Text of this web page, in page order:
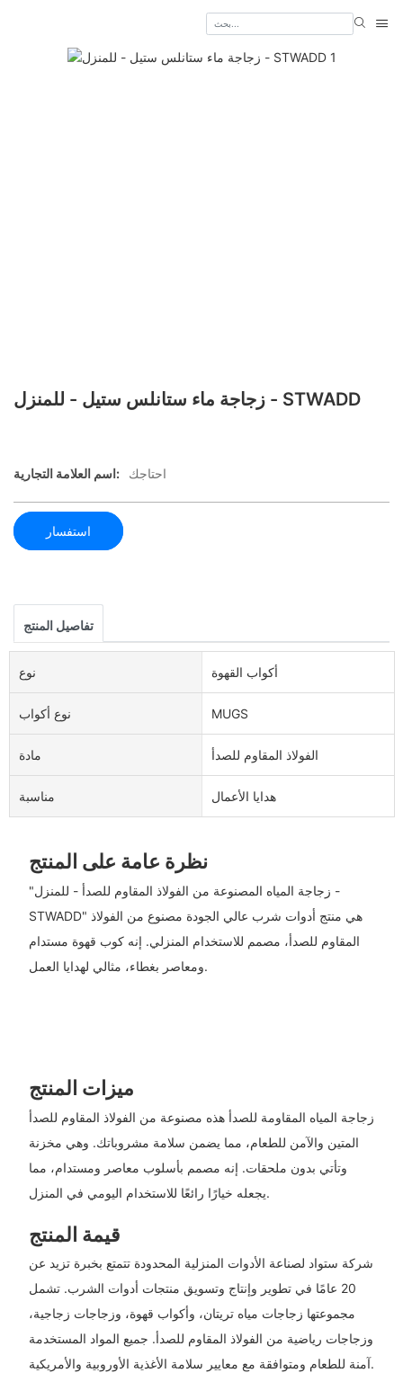
زجاجة ماء ستانلس ستيل - للمنزل - STWADD
اسم العلامة التجارية: احتاجك
استفسار
تفاصيل المنتج
نوع أكواب القهوة
نوع أكواب MUGS
مادة الفولاذ المقاوم للصدأ
مناسبة هدايا الأعمال
نظرة عامة على المنتج
"زجاجة المياه المصنوعة من الفولاذ المقاوم للصدأ - للمنزل -
STWADD" هي منتج أدوات شرب عالي الجودة مصنوع من الفولاذ
المقاوم للصدأ، مصمم للاستخدام المنزلي. إنه كوب قهوة مستدام
ومعاصر بغطاء، مثالي لهدايا العمل.
ميزات المنتج
زجاجة المياه المقاومة للصدأ هذه مصنوعة من الفولاذ المقاوم للصدأ
المتين والآمن للطعام، مما يضمن سلامة مشروباتك. وهي مخزنة
وتأتي بدون ملحقات. إنه مصمم بأسلوب معاصر ومستدام، مما
يجعله خيارًا رائعًا للاستخدام اليومي في المنزل.
قيمة المنتج
شركة ستواد لصناعة الأدوات المنزلية المحدودة تتمتع بخبرة تزيد عن
20 عامًا في تطوير وإنتاج وتسويق منتجات أدوات الشرب. تشمل
مجموعتها زجاجات مياه تريتان، وأكواب قهوة، وزجاجات زجاجية،
وزجاجات رياضية من الفولاذ المقاوم للصدأ. جميع المواد المستخدمة
آمنة للطعام ومتوافقة مع معايير سلامة الأغذية الأوروبية والأمريكية.